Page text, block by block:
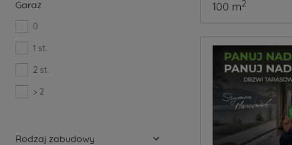
100 m2
Garaż
0
1 st.
2 st.
> 2
Rodzaj zabudowy